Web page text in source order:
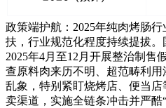
政策端护航：2025年纯肉烤肠
扶，行业规范化程度持续提拔
2025年4月至12月开展整治制售
查原料肉来历不明、超范畴利
乱象，特别紧盯烧烤店、便当
卖渠道，实施全链条冲击并严酷